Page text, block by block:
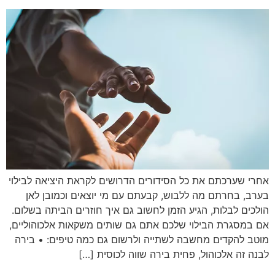
שערכתם את כל הסידורים הדרושים לקראת היציאה לבילוי
בחרתם מה ללבוש, קבעתם עם מי יוצאים וכמובן לאן
לבלות, הגיע הזמן לחשוב גם איך חוזרים הביתה בשלום.
במסגרת הבילוי שלכם אתם גם שותים משקאות אלכוהוליים,
להקדים מחשבה לשתייה ולרשום גם כמה טיפים: • בירה
זה אלכוהול, פחית בירה שווה לכוסית […]